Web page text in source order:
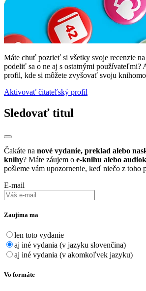
Máte chuť pozrieť si všetky svoje recenzie na
podeliť sa o ne aj s ostatnými používateľmi?
profil, kde si môžete zvyšovať svoju
Aktivovať čitateľský profil
Sledovať titul
Čakáte na nové vydanie, preklad alebo
knihy? Máte záujem o e-knihu alebo
pošleme vám upozornenie, keď niečo z toho
E-mail
Zaujíma ma
len toto vydanie
aj iné vydania (v jazyku slovenčina)
aj iné vydania (v akomkoľvek jazyku)
Vo formáte